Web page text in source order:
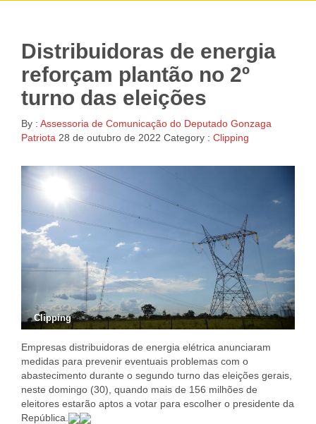
Distribuidoras de energia
reforçam plantão no 2º
turno das eleições
By : Assessoria de Comunicação do Deputado Gonzaga
Patriota 28 de outubro de 2022 Category : Clipping
Clipping
Empresas distribuidoras de energia elétrica anunciaram
medidas para prevenir eventuais problemas com o
abastecimento durante o segundo turno das eleições gerais,
neste domingo (30), quando mais de 156 milhões de
eleitores estarão aptos a votar para escolher o presidente da
República.